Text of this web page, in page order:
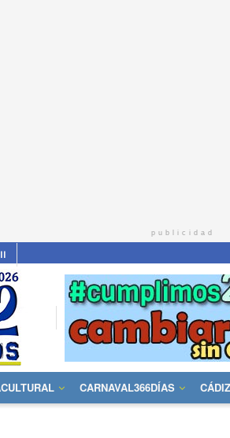
publicidad
CARNAVAL366DÍAS